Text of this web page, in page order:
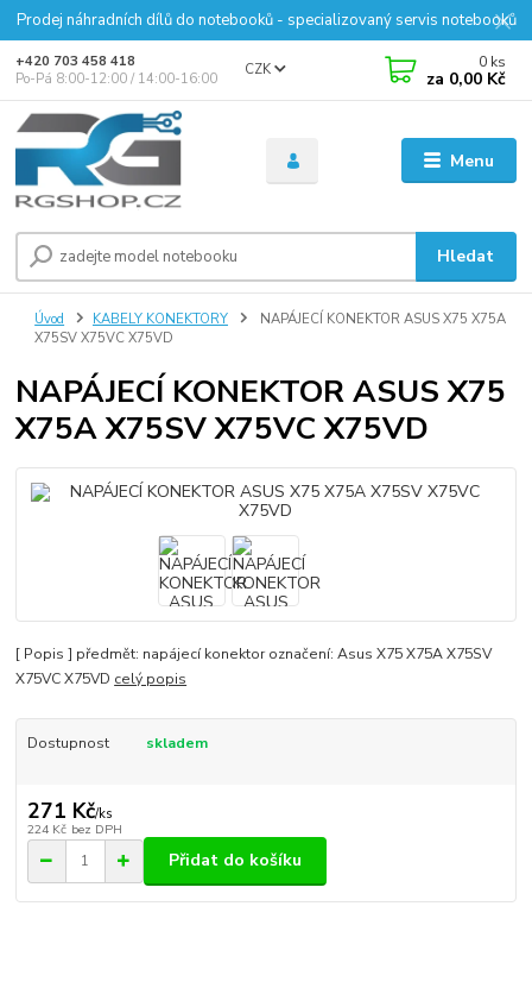
Prodej náhradních dílů do notebooků - specializovaný servis notebooků
Menu
CZK
Hledat
+420 703 458 418
Po-Pá 8:00-12:00 / 14:00-16:00
0 ks
za 0,00 Kč
Úvod KABELY KONEKTORY
NAPÁJECÍ KONEKTOR ASUS X75 X75A
X75SV X75VC X75VD
NAPÁJECÍ KONEKTOR ASUS X75
X75A X75SV X75VC X75VD
[ Popis ] předmět: napájecí konektor označení: Asus X75 X75A X75SV
X75VC X75VD celý popis
Dostupnost skladem
271 Kč/ks
224 Kč bez DPH
Přidat do košíku